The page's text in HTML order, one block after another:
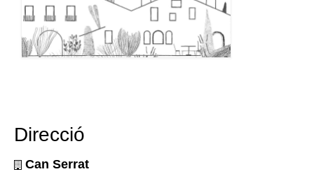
Direcció
Can Serrat